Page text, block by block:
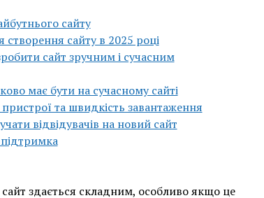
сайту
сайту в 2025 році
сайт зручним і сучасним
має бути на сучасному сайті
пристрої та швидкість завантаження
відвідувачів на новий сайт
підтримка
здається складним, особливо якщо це